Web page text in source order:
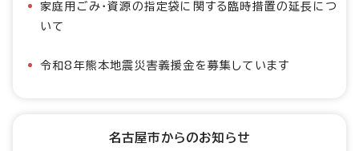
家庭用ごみ・資源の指定袋に関する臨時措置の延長につ
いて
令和8年熊本地震災害義援金を募集しています
名古屋市からのお知らせ